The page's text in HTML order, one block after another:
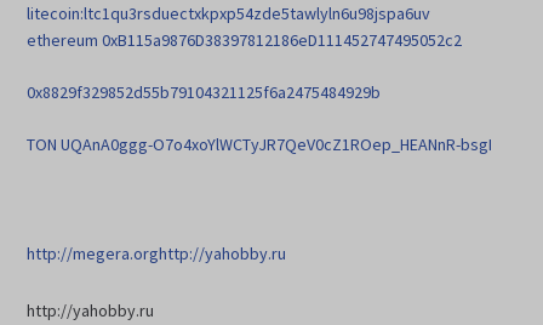
litecoin:ltc1qu3rsduectxkpxp54zde5tawlyln6u98jspa6uv
ethereum 0xB115a9876D38397812186eD111452747495052c2
0x8829f329852d55b79104321125f6a2475484929b
TON UQAnA0ggg-O7o4xoYlWCTyJR7QeV0cZ1ROep_HEANnR-bsgI
http://megera.orghttp://yahobby.ru
http://yahobby.ru